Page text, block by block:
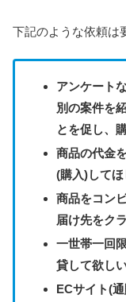
下記のような依頼は
アンケート
別の案件を
とを促し、
商品の代金
(購入)して
商品をコン
届け先をク
一世帯一回
貸して欲し
ECサイト(